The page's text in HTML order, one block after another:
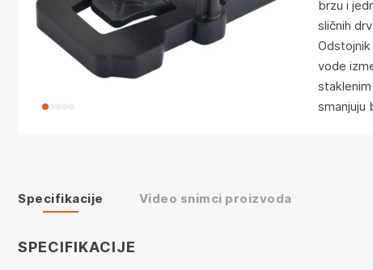
brzu i
sličnih
vode
smanjuju
Specifikacije Video snimci proizvoda
SPECIFIKACIJE